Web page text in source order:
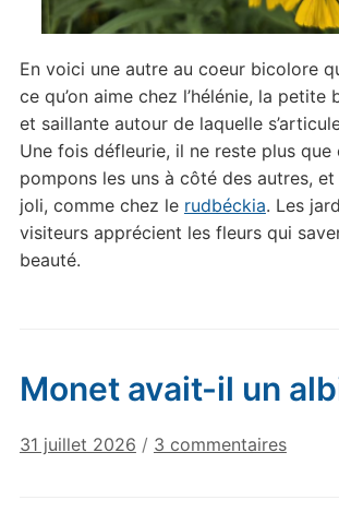
En voici une autre au coeur bicolore
ce qu’on aime chez l’hélénie, la petite
et saillante autour de laquelle
Une fois défleurie, il ne reste plus que
pompons les uns à côté des autres, et
joli, comme chez le rudbéckia. Les
visiteurs apprécient les fleurs qui
beauté.
Monet avait-il un
31 juillet 2026 / 3 commentairessur